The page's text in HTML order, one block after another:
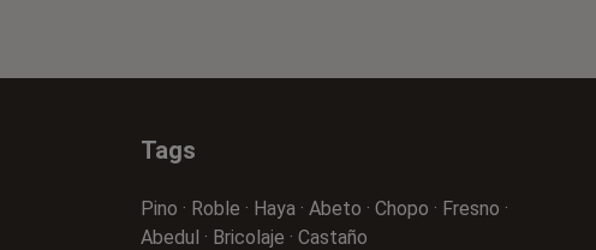
Tags
Pino · Roble · Haya · Abeto · Chopo · Fresno ·
Abedul · Bricolaje · Castaño